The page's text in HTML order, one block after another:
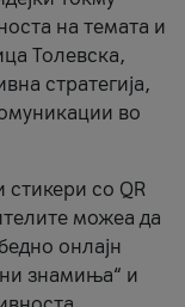
на темата и
Толевска,
стратегија,
во
стикери со QR
можеа да
онлајн
знамиња“ и